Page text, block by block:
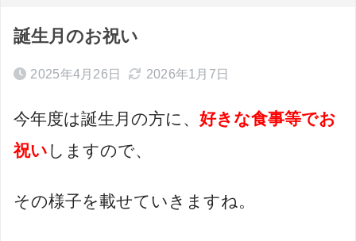
誕生月のお祝い
2025年4月26日 2026年1月7日
今年度は誕生月の方に、 好きな食事等でお
祝い しますので、
その様子を載せていきますね。